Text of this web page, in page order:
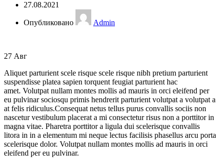
27.08.2021
Опубликовано Admin
27 Авг
Aliquet parturient scele risque scele risque nibh pretium parturient
suspendisse platea sapien torquent feugiat parturient hac
amet. Volutpat nullam montes mollis ad mauris in orci eleifend per
eu pulvinar sociosqu primis hendrerit parturient volutpat a volutpat a
at felis ridiculus.Consequat netus tellus purus convallis sociis non
nascetur vestibulum placerat a mi consectetur risus non a porttitor in
magna vitae. Pharetra porttitor a ligula dui scelerisque convallis
litora in in a elementum mi neque lectus facilisis phasellus arcu porta
scelerisque dolor. Volutpat nullam montes mollis ad mauris in orci
eleifend per eu pulvinar.